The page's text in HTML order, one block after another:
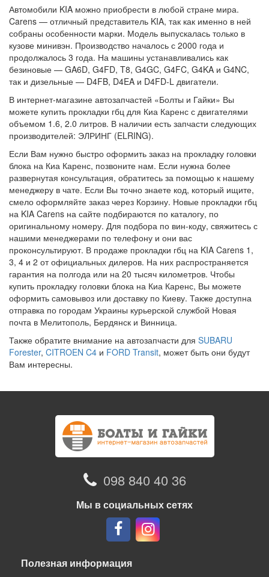
Автомобили KIA можно приобрести в любой стране мира.
Carens — отличный представитель KIA, так как именно в ней
собраны особенности марки. Модель выпускалась только в
кузове минивэн. Производство началось с 2000 года и
продолжалось 3 года. На машины устанавливались как
безиновые — GA6D, G4FD, T8, G4GC, G4FC, G4KA и G4NC,
так и дизельные — D4FB, D4EA и D4FD-L двигатели.
В интернет-магазине автозапчастей «Болты и Гайки» Вы
можете купить прокладки гбц для Киа Каренс с двигателями
объемом 1.6, 2.0 литров. В наличии есть запчасти следующих
производителей: ЭЛРИНГ (ELRING).
Если Вам нужно быстро оформить заказ на прокладку головки
блока на Киа Каренс, позвоните нам. Если нужна более
развернутая консультация, обратитесь за помощью к нашему
менеджеру в чате. Если Вы точно знаете код, который ищите,
смело оформляйте заказ через Корзину. Новые прокладки гбц
на KIA Carens на сайте подбираются по каталогу, по
оригинальному номеру. Для подбора по вин-коду, свяжитесь с
нашими менеджерами по телефону и они вас
проконсультируют. В продаже прокладки гбц на KIA Carens 1,
3, 4 и 2 от официальных дилеров. На них распространяется
гарантия на полгода или на 20 тысяч километров. Чтобы
купить прокладку головки блока на Киа Каренс, Вы можете
оформить самовывоз или доставку по Киеву. Также доступна
отправка по городам Украины курьерской службой Новая
почта в Мелитополь, Бердянск и Винница.
Также обратите внимание на автозапчасти для SUBARU
Forester, CITROEN C4 и FORD Transit, может быть они будут
Вам интересны.
098 840 40 36
Мы в социальных сетях
Полезная информация